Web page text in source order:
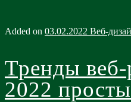
Added on 03.02.2022 Веб-
Тренды веб-
2022